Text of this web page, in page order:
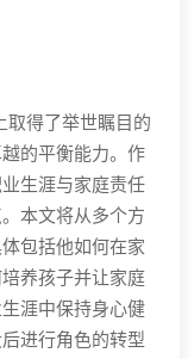
取得了举世瞩目的
的平衡能力。作
生涯与家庭责任
本文将从多个方
包括他如何在家
养孩子并让家庭
涯中保持身心健
进行角色的转型